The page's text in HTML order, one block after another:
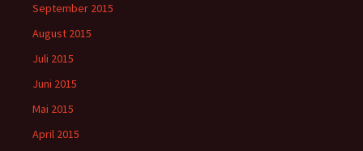
September 2015
August 2015
Juli 2015
Juni 2015
Mai 2015
April 2015